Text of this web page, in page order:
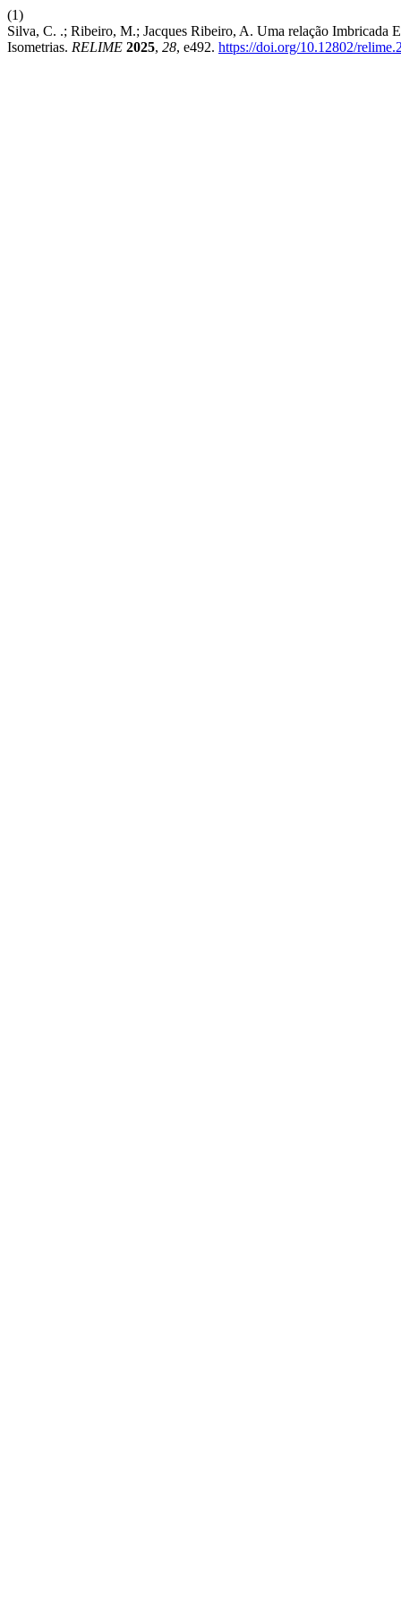
(1)
Silva, C. .; Ribeiro, M.; Jacques Ribeiro, A. Uma relação Imbricada
Isometrias. RELIME 2025, 28, e492. https://doi.org/10.12802/